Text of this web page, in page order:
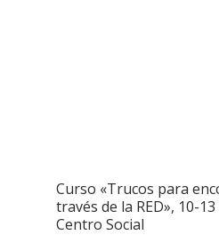
Curso «Trucos para
través de la RED», 10-
Centro Social